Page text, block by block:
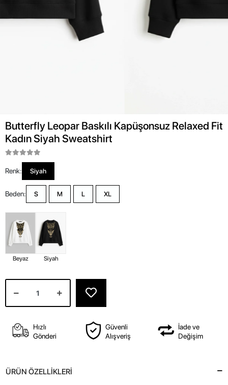
Butterfly Leopar Baskılı Kapüşonsuz Relaxed Fit
Kadın Siyah Sweatshirt
Renk: Siyah
Beden: S M L XL
Beyaz Siyah
Hızlı
Gönderi
Güvenli
Alışveriş
İade ve
Değişim
ÜRÜN ÖZELLİKLERİ